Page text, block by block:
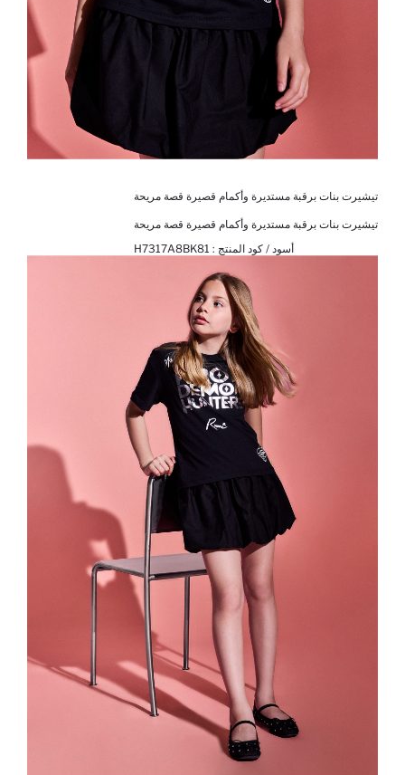
تيشيرت بنات برقبة مستديرة وأكمام قصيرة قصة مريحة
تيشيرت بنات برقبة مستديرة وأكمام قصيرة قصة مريحة
أسود / كود المنتج : H7317A8BK81